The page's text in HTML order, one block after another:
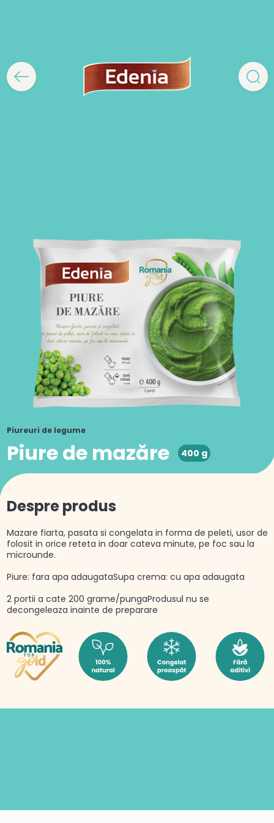
Piureuri de legume
Piure de mazăre 400 g
Despre produs
Mazare fiarta, pasata si congelata in forma de peleti, usor de
folosit in orice reteta in doar cateva minute, pe foc sau la
microunde.
Piure: fara apa adaugataSupa crema: cu apa adaugata
2 portii a cate 200 grame/pungaProdusul nu se
decongeleaza inainte de preparare